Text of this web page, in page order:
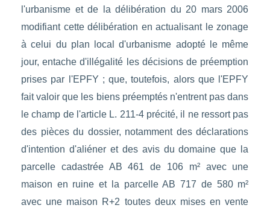
l'urbanisme et de la délibération du 20 mars 2006
modifiant cette délibération en actualisant le zonage
à celui du plan local d'urbanisme adopté le même
jour, entache d'illégalité les décisions de préemption
prises par l'EPFY ; que, toutefois, alors que l'EPFY
fait valoir que les biens préemptés n'entrent pas dans
le champ de l'article L. 211-4 précité, il ne ressort pas
des pièces du dossier, notamment des déclarations
d'intention d'aliéner et des avis du domaine que la
parcelle cadastrée AB 461 de 106 m² avec une
maison en ruine et la parcelle AB 717 de 580 m²
avec une maison R+2 toutes deux mises en vente